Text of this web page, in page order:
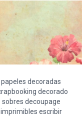
papeles decoradas
decorado
sobres decoupage
imprimibles escribir